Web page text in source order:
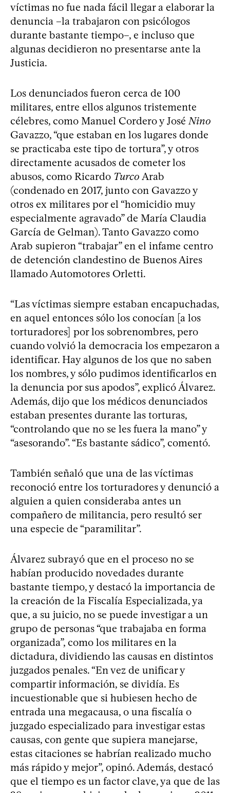
víctimas no fue nada fácil llegar a elaborar la
denuncia –la trabajaron con psicólogos
durante bastante tiempo–, e incluso que
algunas decidieron no presentarse ante la
Justicia.
Los denunciados fueron cerca de 100
militares, entre ellos algunos tristemente
célebres, como Manuel Cordero y José Nino
Gavazzo, “que estaban en los lugares donde
se practicaba este tipo de tortura”, y otros
directamente acusados de cometer los
abusos, como Ricardo Turco Arab
(condenado en 2017, junto con Gavazzo y
otros ex militares por el “homicidio muy
especialmente agravado” de María Claudia
García de Gelman). Tanto Gavazzo como
Arab supieron “trabajar” en el infame centro
de detención clandestino de Buenos Aires
llamado Automotores Orletti.
“Las víctimas siempre estaban encapuchadas,
en aquel entonces sólo los conocían [a los
torturadores] por los sobrenombres, pero
cuando volvió la democracia los empezaron a
identificar. Hay algunos de los que no saben
los nombres, y sólo pudimos identificarlos en
la denuncia por sus apodos”, explicó Álvarez.
Además, dijo que los médicos denunciados
estaban presentes durante las torturas,
“controlando que no se les fuera la mano” y
“asesorando”. “Es bastante sádico”, comentó.
También señaló que una de las víctimas
reconoció entre los torturadores y denunció a
alguien a quien consideraba antes un
compañero de militancia, pero resultó ser
una especie de “paramilitar”.
Álvarez subrayó que en el proceso no se
habían producido novedades durante
bastante tiempo, y destacó la importancia de
la creación de la Fiscalía Especializada, ya
que, a su juicio, no se puede investigar a un
grupo de personas “que trabajaba en forma
organizada”, como los militares en la
dictadura, dividiendo las causas en distintos
juzgados penales. “En vez de unificar y
compartir información, se dividía. Es
incuestionable que si hubiesen hecho de
entrada una megacausa, o una fiscalía o
juzgado especializado para investigar estas
causas, con gente que supiera manejarse,
estas citaciones se habrían realizado mucho
más rápido y mejor”, opinó. Además, destacó
que el tiempo es un factor clave, ya que de las